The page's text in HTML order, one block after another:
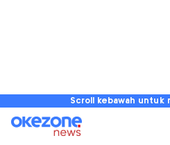
Scroll kebawah untuk